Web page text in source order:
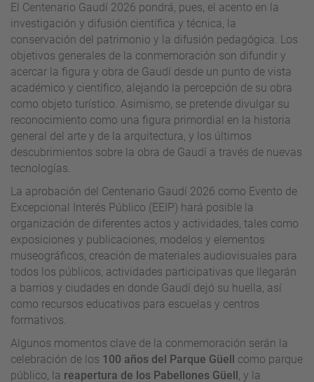
El Centenario Gaudí 2026 pondrá, pues, el acento en la
investigación y difusión científica y técnica, la
conservación del patrimonio y la difusión pedagógica. Los
objetivos generales de la conmemoración son difundir y
acercar la figura y obra de Gaudí desde un punto de vista
académico y científico, alejando la percepción de su obra
como objeto turístico. Asimismo, se pretende divulgar su
reconocimiento como una figura primordial en la historia
general del arte y de la arquitectura, y los últimos
descubrimientos sobre la obra de Gaudí a través de nuevas
tecnologías.
La aprobación del Centenario Gaudí 2026 como Evento de
Excepcional Interés Público (EEIP) hará posible la
organización de diferentes actos y actividades, tales como
exposiciones y publicaciones, modelos y elementos
museográficos, creación de materiales audiovisuales para
todos los públicos, actividades participativas que llegarán
a barrios y ciudades en donde Gaudí dejó su huella, así
como recursos educativos para escuelas y centros
formativos.
Algunos momentos clave de la conmemoración serán la
celebración de los 100 años del Parque Güell
como parque
público, la reapertura de los Pabellones Güell , y la